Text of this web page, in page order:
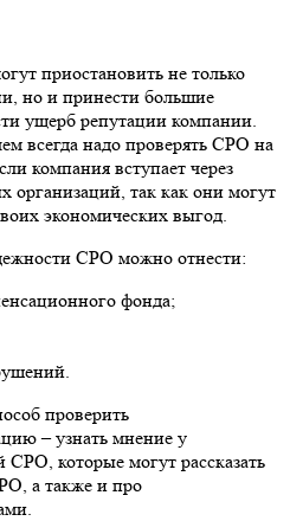
приостановить не только
но и принести большие
ущерб репутации компании.
всегда надо проверять СРО на
компания вступает через
организаций, так как они могут
экономических выгод.
СРО можно отнести:
фонда;
проверить
– узнать мнение у
которые могут рассказать
а также и про